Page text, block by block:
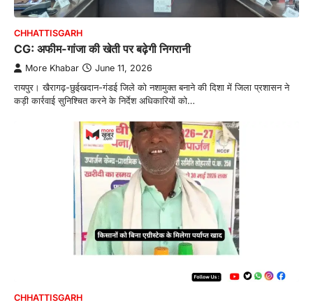
CHHATTISGARH
CG: अफीम-गांजा की खेती पर बढ़ेगी निगरानी
More Khabar June 11, 2026
रायपुर। खैरागढ़-छुईखदान-गंडई जिले को नशामुक्त बनाने की दिशा में जिला प्रशासन ने
कड़ी कार्रवाई सुनिश्चित करने के निर्देश अधिकारियों को…
CHHATTISGARH